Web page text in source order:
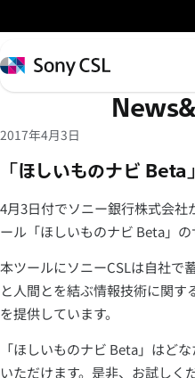
イ
ン
コ
テ
ツ
ス
ッ
プ
Sony
CSL
2017年4月3日
「ほしいものナビ
4月3日付でソニー銀行株式会
ール「ほしいものナビ Beta」
本ツールにソニーCSLは自社で
と人間とを結ぶ情報技術に関す
を提供しています。
「ほしいものナビ Beta」はど
いただけます。是非、お試しく